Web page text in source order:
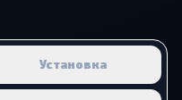
Установка